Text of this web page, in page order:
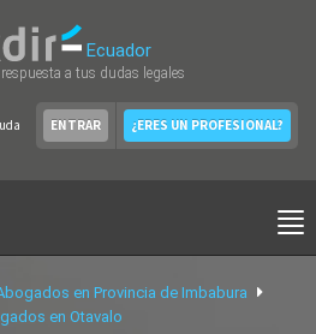
Ecuador
respuesta a tus dudas legales
ENTRAR ¿ERES UN PROFESIONAL?
en Provincia de Imbabura
en Otavalo